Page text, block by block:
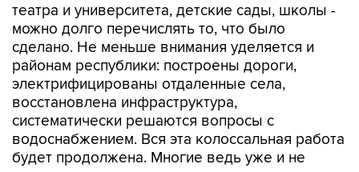
театра и университета, детские сады, школы -
можно долго перечислять то, что было
сделано. Не меньше внимания уделяется и
районам республики: построены дороги,
электрифицированы отдаленные села,
восстановлена инфраструктура,
систематически решаются вопросы с
водоснабжением. Вся эта колоссальная работа
будет продолжена. Многие ведь уже и не